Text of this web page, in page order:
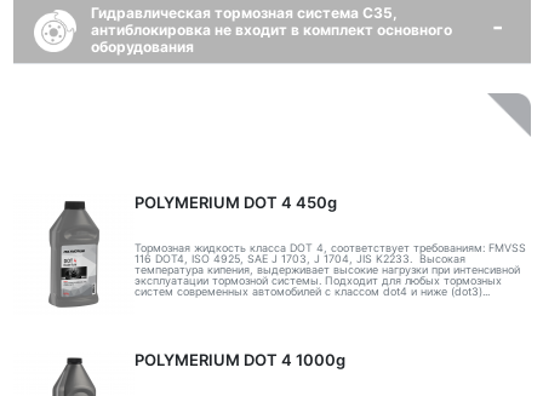
Гидравлическая тормозная система C35,
антиблокировка не входит в комплект основного
оборудования
POLYMERIUM DOT 4 450g
Тормозная жидкость класса DOT 4, соответствует требованиям: FMVSS
116 DOT4, ISO 4925, SAE J 1703, J 1704, JIS K2233. Высокая
температура кипения, выдерживает высокие нагрузки при интенсивной
эксплуатации тормозной системы. Подходит для любых тормозных
систем современных автомобилей с классом dot4 и ниже (dot3)...
POLYMERIUM DOT 4 1000g